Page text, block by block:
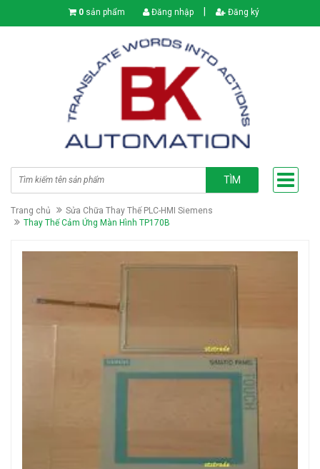
0 sản phẩm Đăng nhập Đăng ký
TÌM
Trang chủ
Sửa Chữa Thay Thế PLC-HMI Siemens
Thay Thế Cảm Ứng Màn Hình TP170B